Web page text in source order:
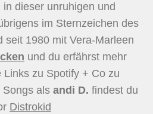
dieser unruhigen und
im Sternzeichen des
seit 1980 mit Vera-Marleen
und du erfährst mehr
zu Spotify + Co zu
Songs als andi D. findest du
Distrokid